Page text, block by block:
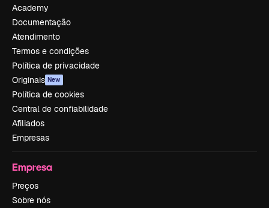
Academy
Documentação
Atendimento
Termos e condições
Política de privacidade
Originais New
Política de cookies
Central de confiabilidade
Afiliados
Empresas
Empresa
Preços
Sobre nós